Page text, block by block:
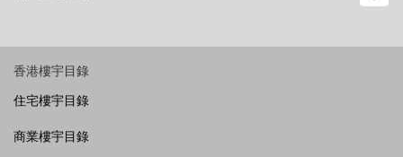
香港樓宇目錄
住宅樓宇目錄
商業樓宇目錄